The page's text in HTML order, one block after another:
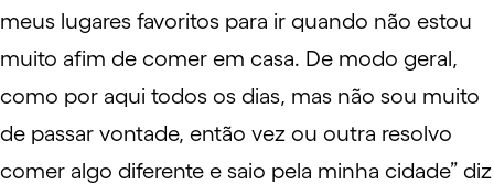
meus lugares favoritos para ir quando não estou
muito afim de comer em casa. De modo geral,
como por aqui todos os dias, mas não sou muito
de passar vontade, então vez ou outra resolvo
comer algo diferente e saio pela minha cidade” diz